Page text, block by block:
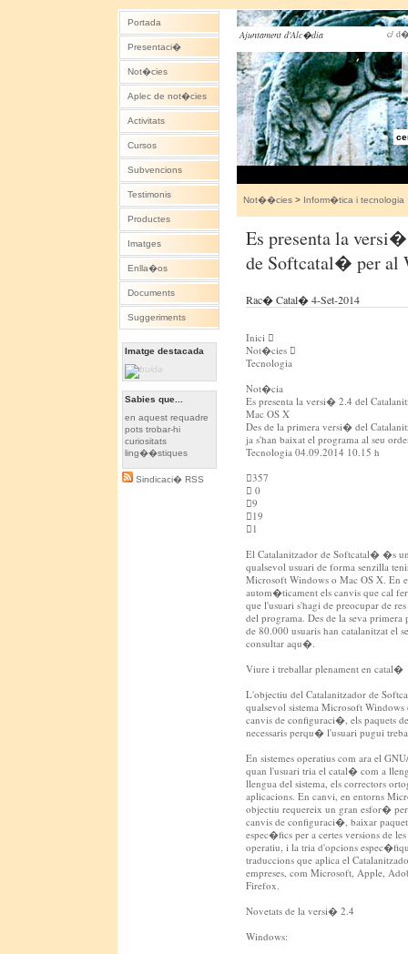
Portada
Presentaci�
Not�cies
Aplec de not�cies
Activitats
Cursos
Subvencions
Testimonis
Productes
Imatges
Enlla�os
Documents
Suggeriments
Imatge destacada
Sabies que...
en aquest requadre
pots trobar-hi
curiositats
ling��stiques
Sindicaci� RSS
Ajuntament d'Alc�dia c/
Not��cies > Inform�tica i tecnologia
Es presenta la
de Softcatal� per al
Rac� Catal� 4-Set-2014
Inici 
Not�cies 
Tecnologia
Not�cia
Es presenta la versi� 2.4 del
Mac OS X
Des de la primera versi� del
ja s'han baixat el programa al seu
Tecnologia 04.09.2014 10.15 h
357
 0
9
19
1
El Catalanitzador de Softcatal� �s
qualsevol usuari de forma senzilla
Microsoft Windows o Mac OS X. En
autom�ticament els canvis que cal
que l'usuari s'hagi de preocupar de
del programa. Des de la seva
de 80.000 usuaris han catalanitzat el
consultar aqu�.
Viure i treballar plenament en catal�
L'objectiu del Catalanitzador de
qualsevol sistema Microsoft
canvis de configuraci�, els paquets
necessaris perqu� l'usuari pugui
En sistemes operatius com ara el
quan l'usuari tria el catal� com a
llengua del sistema, els correctors
aplicacions. En canvi, en entorns
objectiu requereix un gran esfor�
canvis de configuraci�, baixar
espec�fics per a certes versions de
operatiu, i la tria d'opcions
traduccions que aplica el
empreses, com Microsoft, Apple,
Firefox.
Novetats de la versi� 2.4
Windows: